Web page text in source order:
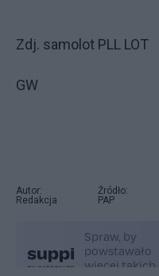
Zdj. samolot PLL LOT
GW
Autor:
Redakcja
Źródło:
PAP